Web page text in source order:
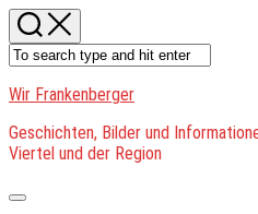
Skip
to
content
Wir Frankenberger
Geschichten, Bilder und
Viertel und der Region
Expand